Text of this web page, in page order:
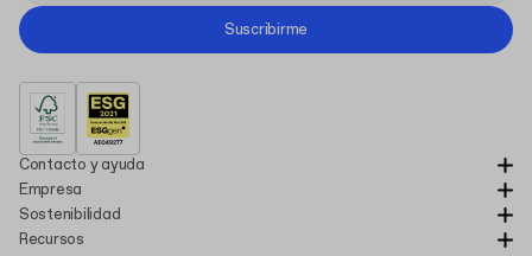
Contacto y ayuda
Empresa
Sostenibilidad
Recursos
Suscribirme